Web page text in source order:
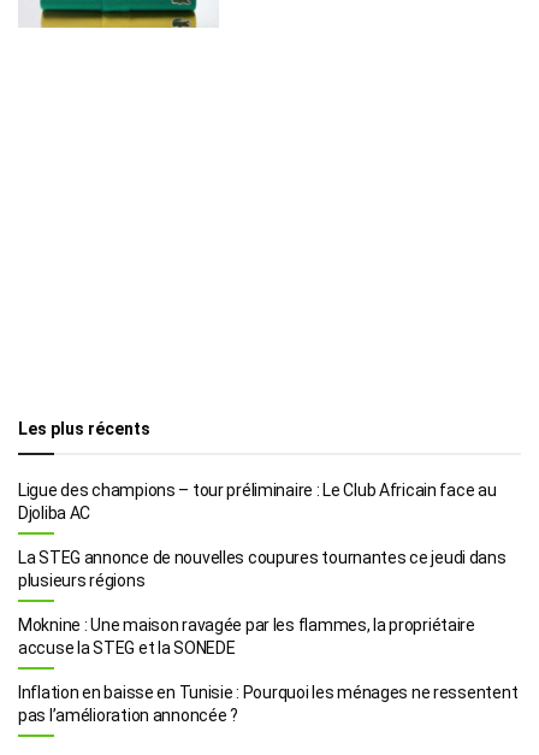
Les plus récents
Ligue des champions – tour préliminaire : Le Club Africain face au
Djoliba AC
La STEG annonce de nouvelles coupures tournantes ce jeudi dans
plusieurs régions
Moknine : Une maison ravagée par les flammes, la propriétaire
accuse la STEG et la SONEDE
Inflation en baisse en Tunisie : Pourquoi les ménages ne ressentent
pas l’amélioration annoncée ?